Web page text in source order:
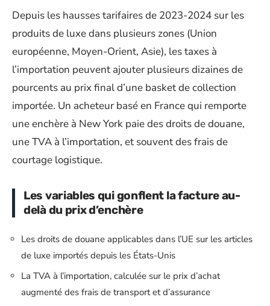
Depuis les hausses tarifaires de 2023-2024 sur les
produits de luxe dans plusieurs zones (Union
européenne, Moyen-Orient, Asie), les taxes à
l’importation peuvent ajouter plusieurs dizaines de
pourcents au prix final d’une basket de collection
importée. Un acheteur basé en France qui remporte
une enchère à New York paie des droits de douane,
une TVA à l’importation, et souvent des frais de
courtage logistique.
Les variables qui gonflent la facture au-
delà du prix d’enchère
Les droits de douane applicables dans l’UE sur les articles
de luxe importés depuis les États-Unis
La TVA à l’importation, calculée sur le prix d’achat
augmenté des frais de transport et d’assurance